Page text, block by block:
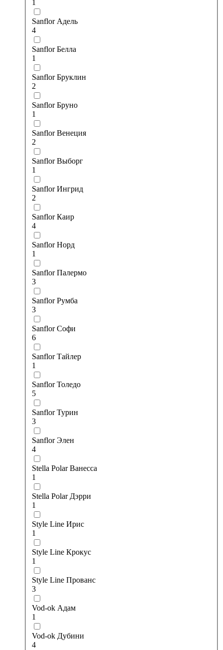
1
Sanflor Адель
4
Sanflor Белла
1
Sanflor Бруклин
2
Sanflor Бруно
1
Sanflor Венеция
2
Sanflor Выборг
1
Sanflor Ингрид
2
Sanflor Каир
4
Sanflor Норд
1
Sanflor Палермо
3
Sanflor Румба
3
Sanflor Софи
6
Sanflor Тайлер
1
Sanflor Толедо
5
Sanflor Турин
3
Sanflor Элен
4
Stella Polar Ванесса
1
Stella Polar Дэрри
1
Style Line Ирис
1
Style Line Крокус
1
Style Line Прованс
3
Vod-ok Адам
1
Vod-ok Дубини
4